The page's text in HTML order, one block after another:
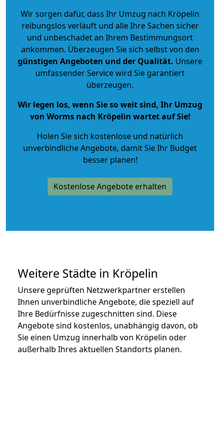
Wir sorgen dafür, dass Ihr Umzug nach Kröpelin
reibungslos verläuft und alle Ihre Sachen sicher
und unbeschadet an Ihrem Bestimmungsort
ankommen. Überzeugen Sie sich selbst von den
günstigen Angeboten und der Qualität. Unsere
umfassender Service wird Sie garantiert
überzeugen.
Wir legen los, wenn Sie so weit sind, Ihr Umzug
von Worms nach Kröpelin wartet auf Sie!
Holen Sie sich kostenlose und natürlich
unverbindliche Angebote, damit Sie Ihr Budget
besser planen!
Kostenlose Angebote erhalten
Weitere Städte in Kröpelin
Unsere geprüften Netzwerkpartner erstellen
Ihnen unverbindliche Angebote, die speziell auf
Ihre Bedürfnisse zugeschnitten sind. Diese
Angebote sind kostenlos, unabhängig davon, ob
Sie einen Umzug innerhalb von Kröpelin oder
außerhalb Ihres aktuellen Standorts planen.